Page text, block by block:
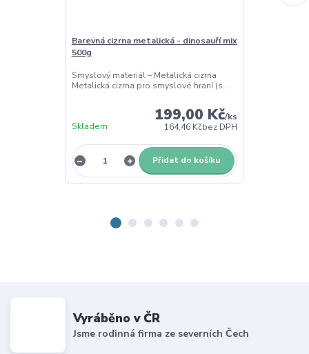
Barevná cizrna metalická - dinosauří mix
500g
Smyslový materiál – Metalická cizrna
Metalická cizrna pro smyslové hraní (s...
199,00 Kč/ks
164,46 Kčbez DPH
Skladem
Přidat do košíku
Vyráběno v ČR
Jsme rodinná firma ze severních Čech